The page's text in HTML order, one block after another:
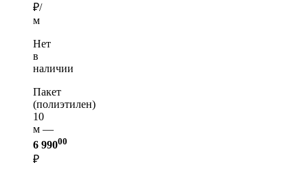
₽/
м
Нет
в
наличии
Пакет
(полиэтилен)
10
м —
6 99000
₽